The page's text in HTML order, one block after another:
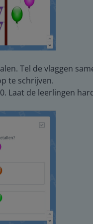
Tel de vlaggen
te schrijven.
Laat de leerlingen